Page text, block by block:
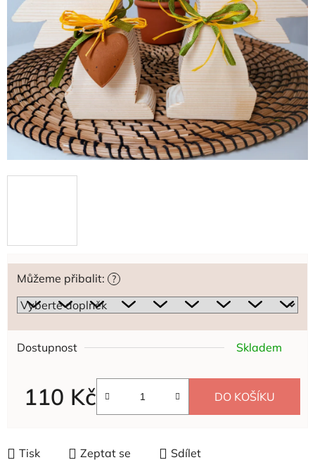
Můžeme přibalit: ?
Dostupnost Skladem
110 Kč DO KOŠÍKU
Tisk Zeptat se Sdílet